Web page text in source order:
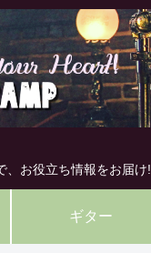
、お役立ち情報をお届け!
ギター